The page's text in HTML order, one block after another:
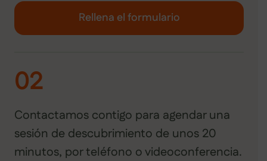
Rellena el formulario
02
Contactamos contigo para agendar una
sesión de descubrimiento de unos 20
minutos, por teléfono o videoconferencia.